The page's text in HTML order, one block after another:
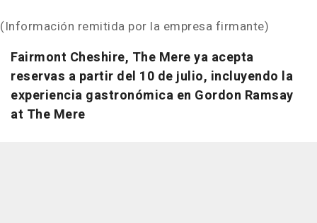
(Información remitida por la empresa firmante)
Fairmont Cheshire, The Mere ya acepta
reservas a partir del 10 de julio, incluyendo la
experiencia gastronómica en Gordon Ramsay
at The Mere